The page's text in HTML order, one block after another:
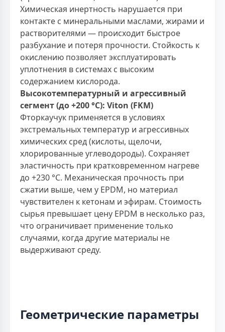
Химическая инертность нарушается при
контакте с минеральными маслами, жирами и
растворителями — происходит быстрое
разбухание и потеря прочности. Стойкость к
окислению позволяет эксплуатировать
уплотнения в системах с высоким
содержанием кислорода.
Высокотемпературный и агрессивный
сегмент (до +200 °С): Viton (FKM)
Фторкаучук применяется в условиях
экстремальных температур и агрессивных
химических сред (кислоты, щелочи,
хлорированные углеводороды). Сохраняет
эластичность при кратковременном нагреве
до +230 °С. Механическая прочность при
сжатии выше, чем у EPDM, но материал
чувствителен к кетонам и эфирам. Стоимость
сырья превышает цену EPDM в несколько раз,
что ограничивает применение только
случаями, когда другие материалы не
выдерживают среду.
Геометрические параметры